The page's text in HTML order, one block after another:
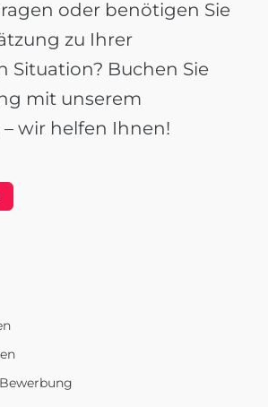
oder benötigen Sie
zu Ihrer
Situation? Buchen Sie
mit unserem
– wir helfen Ihnen!